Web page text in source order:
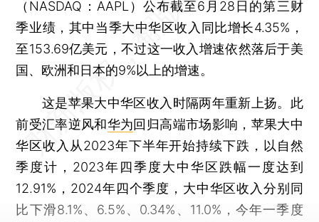
（NASDAQ：AAPL）公布截至6月28日的第三财
季业绩，其中当季大中华区收入同比增长4.35%，
至153.69亿美元，不过这一收入增速依然落后于美
国、欧洲和日本的9%以上的增速。
这是苹果大中华区收入时隔两年重新上扬。此
前受汇率逆风和华为回归高端市场影响，苹果大中
华区收入从2023年下半年开始持续下跌，以自然
季度计，2023年四季度大中华区跌幅一度达到
12.91%，2024年四个季度，大中华区收入分别同
比下滑8.1%、6.5%、0.34%、11.0%，今年一季度